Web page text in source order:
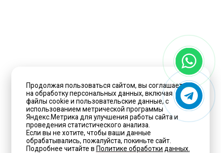
Продолжая пользоваться сайтом, вы соглашаетесь
на обработку персональных данных, включая
файлы cookie и пользовательские данные, с
использованием метрической программы
Яндекс.Метрика для улучшения работы сайта и
проведения статистического анализа.
Если вы не хотите, чтобы ваши данные
обрабатывались, пожалуйста, покиньте сайт.
Подробнее читайте в Политике обработки данных.